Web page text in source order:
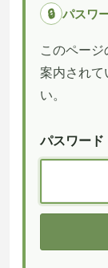
🔒 パスワ
このページ
案内されて
い。
パスワード